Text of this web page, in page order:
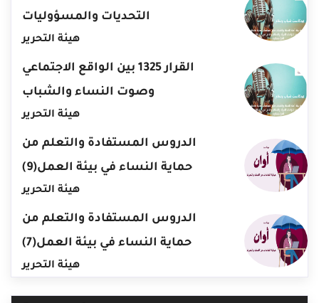
التحديات والمسؤوليات
هيئة التحرير
القرار 1325 بين الواقع الاجتماعي
وصوت النساء والشباب
هيئة التحرير
الدروس المستفادة والتعلم من
حماية النساء في بيئة العمل(9)
هيئة التحرير
الدروس المستفادة والتعلم من
حماية النساء في بيئة العمل(7)
هيئة التحرير